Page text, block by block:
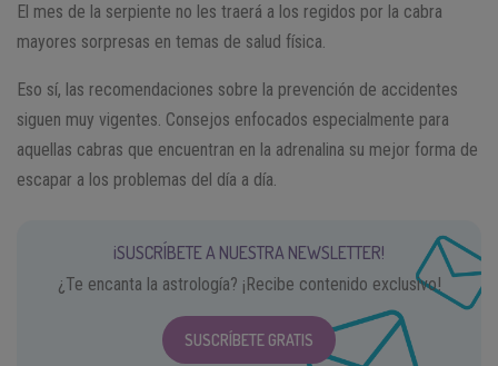
El mes de la serpiente no les traerá a los regidos por la cabra
mayores sorpresas en temas de salud física.
Eso sí, las recomendaciones sobre la prevención de accidentes
siguen muy vigentes. Consejos enfocados especialmente para
aquellas cabras que encuentran en la adrenalina su mejor forma de
escapar a los problemas del día a día.
¡SUSCRÍBETE A NUESTRA NEWSLETTER!
¿Te encanta la astrología? ¡Recibe contenido exclusivo!
SUSCRÍBETE GRATIS